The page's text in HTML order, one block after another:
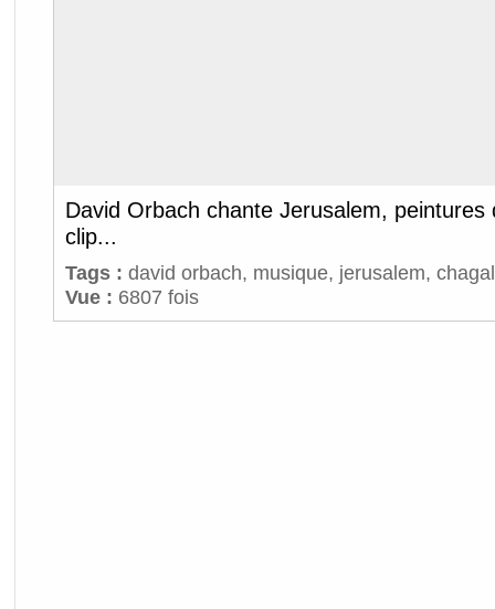
David Orbach chante Jerusalem, peintures
clip...
Tags : david orbach, musique, jerusalem, chagal
Vue : 6807 fois